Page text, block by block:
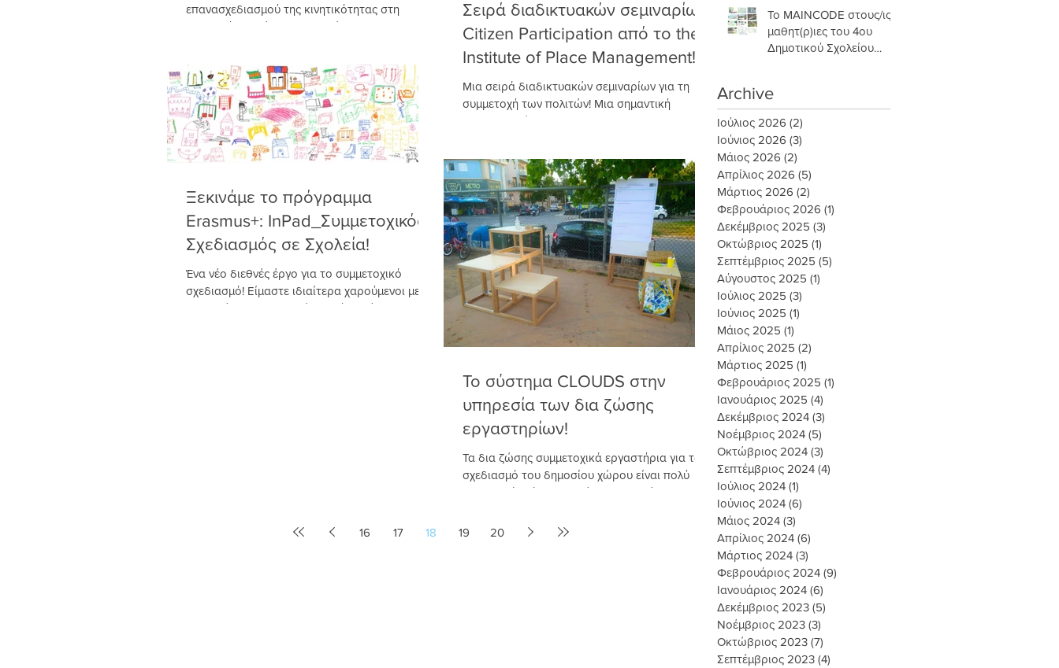
επανασχεδιασμού της κινητικότητας στη
Σοφοκλή Βενιζέλου, στο πλαίσιο των
Σειρά διαδικτυακών σεμιναρίων
Citizen Participation από το the
Institute of Place Management!
Μια σειρά διαδικτυακών σεμιναρίων για τη
συμμετοχή των πολιτών! Μια σημαντική
πρωτοβουλία του The Institute of Place
Ξεκινάμε το πρόγραμμα
Erasmus+: InPad_Συμμετοχικός
Σχεδιασμός σε Σχολεία!
Ένα νέο διεθνές έργο για το συμμετοχικό
σχεδιασμό! Είμαστε ιδιαίτερα χαρούμενοι με τα
αποτελέσματα του πρώτου γύρου έργων του
Το σύστημα CLOUDS στην
υπηρεσία των δια ζώσης
εργαστηρίων!
Τα δια ζώσης συμμετοχικά εργαστήρια για το
σχεδιασμό του δημοσίου χώρου είναι πολύ
σημαντικά. Λόγω των νέων συνθηκών που
16
17 18 19 20
Το MAINCODE στους/ις
μαθητ(ρ)ιες του 4ου
Δημοτικού Σχολείου
Archive
Ιούλιος 2026 (2)
Ιούνιος 2026 (3)
Μάιος 2026 (2)
Απρίλιος 2026 (5)
Μάρτιος 2026 (2)
Φεβρουάριος 2026 (1)
Δεκέμβριος 2025 (3)
Οκτώβριος 2025 (1)
Σεπτέμβριος 2025 (5)
Αύγουστος 2025 (1)
Ιούλιος 2025 (3)
Ιούνιος 2025 (1)
Μάιος 2025 (1)
Απρίλιος 2025 (2)
Μάρτιος 2025 (1)
Φεβρουάριος 2025 (1)
Ιανουάριος 2025 (4)
Δεκέμβριος 2024 (3)
Νοέμβριος 2024 (5)
Οκτώβριος 2024 (3)
Σεπτέμβριος 2024 (4)
Ιούλιος 2024 (1)
Ιούνιος 2024 (6)
Μάιος 2024 (3)
Απρίλιος 2024 (6)
Μάρτιος 2024 (3)
Φεβρουάριος 2024 (9)
Ιανουάριος 2024 (6)
Δεκέμβριος 2023 (5)
Νοέμβριος 2023 (3)
Οκτώβριος 2023 (7)
Σεπτέμβριος 2023 (4)